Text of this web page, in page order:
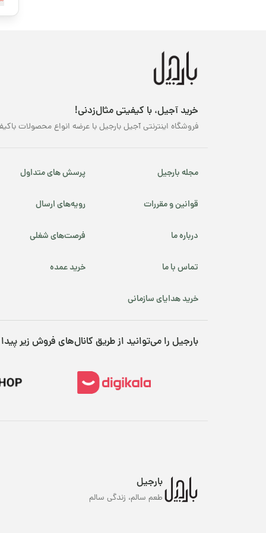
پسته شامی
خرید آجیل، با کیفیتی مثال‌زدنی!
فروشگاه اینترنتی آجیل بارجیل با عرضه انواع محصولات
مجله بارجیل پرسش های متداول
قوانین و مقررات رویه‌های ارسال
درباره ما فرصت‌های شغلی
تماس با ما خرید عمده
خرید هدایای سازمانی
بارجیل را می‌توانید از طریق کانال‌های فروش زیر
بارجیل
طعم سالم، زندگی سالم